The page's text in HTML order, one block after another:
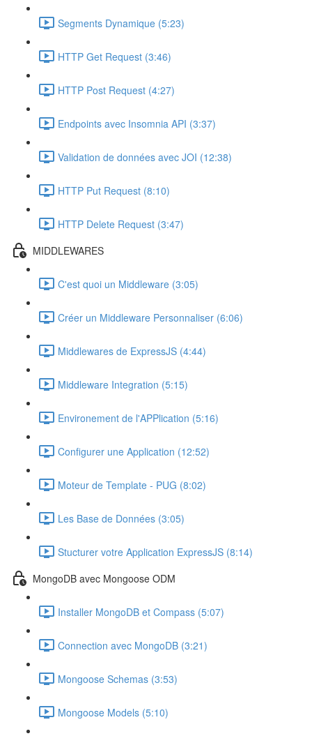
Segments Dynamique (5:23)
HTTP Get Request (3:46)
HTTP Post Request (4:27)
Endpoints avec Insomnia API (3:37)
Validation de données avec JOI (12:38)
HTTP Put Request (8:10)
HTTP Delete Request (3:47)
MIDDLEWARES
C'est quoi un Middleware (3:05)
Créer un Middleware Personnaliser (6:06)
Middlewares de ExpressJS (4:44)
Middleware Integration (5:15)
Environement de l'APPlication (5:16)
Configurer une Application (12:52)
Moteur de Template - PUG (8:02)
Les Base de Données (3:05)
Stucturer votre Application ExpressJS (8:14)
MongoDB avec Mongoose ODM
Installer MongoDB et Compass (5:07)
Connection avec MongoDB (3:21)
Mongoose Schemas (3:53)
Mongoose Models (5:10)